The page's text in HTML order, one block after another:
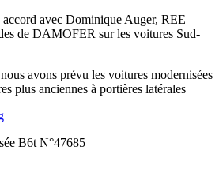
avec Dominique Auger, REE
de DAMOFER sur les voitures Sud-
avons prévu les voitures modernisées
plus anciennes à portières latérales
B6t N°47685